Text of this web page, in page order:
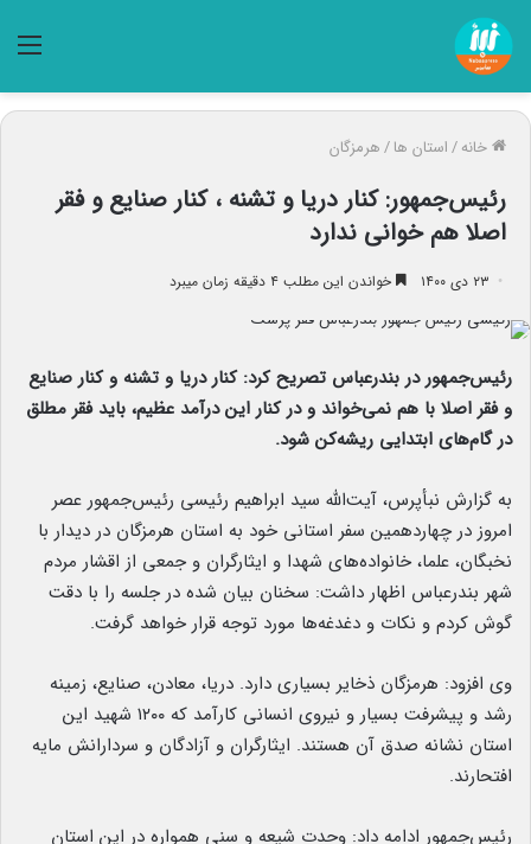
خانه/استان ها/هرمزگان
رئیس‌جمهور: کنار دریا و تشنه ، کنار صنایع و فقر
اصلا هم خوانی ندارد
۲۳ دی ۱۴۰۰ خواندن این مطلب ۴ دقیقه زمان میبرد
رئیس‌جمهور در بندرعباس تصریح کرد: کنار دریا و تشنه و کنار صنایع
و فقر اصلا با هم نمی‌خواند و در کنار این درآمد عظیم، باید فقر مطلق
در گام‌های ابتدایی ریشه‌کن شود.
به گزارش نبأپرس، آیت‌الله سید ابراهیم رئیسی رئیس‌جمهور عصر
امروز در چهاردهمین سفر استانی خود به استان هرمزگان در دیدار با
نخبگان، علما، خانواده‌های شهدا و ایثارگران و جمعی از اقشار مردم
شهر بندرعباس اظهار داشت: سخنان بیان شده در جلسه را با دقت
گوش کردم و نکات و دغدغه‌ها مورد توجه قرار خواهد گرفت.
وی افزود: هرمزگان ذخایر بسیاری دارد. دریا، معادن، صنایع، زمینه
رشد و پیشرفت بسیار و نیروی انسانی کارآمد که ۱۲۰۰ شهید این
استان نشانه صدق آن هستند. ایثارگران و آزادگان و سردارانش مایه
افتحارند.
رئیس‌جمهور ادامه داد: وحدت شیعه و سنی همواره در این استان